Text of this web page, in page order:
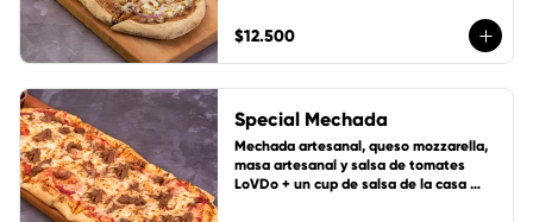
$12.500
Special Mechada
Mechada artesanal, queso mozzarella,
masa artesanal y salsa de tomates
LoVDo + un cup de salsa de la casa